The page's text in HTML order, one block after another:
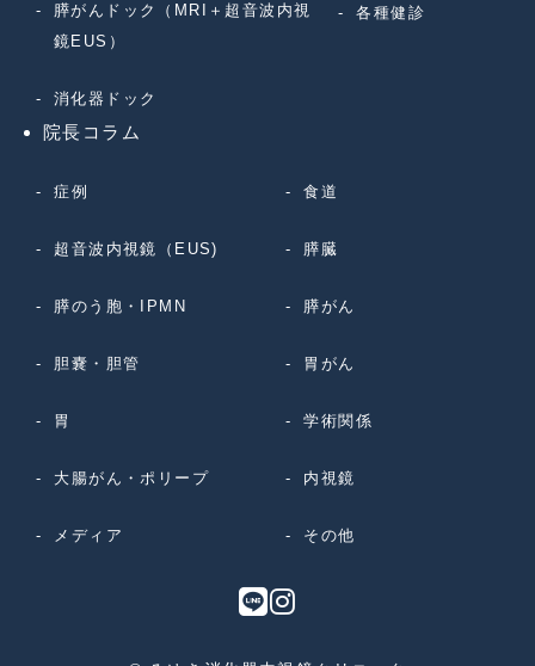
膵がんドック（MRI＋超音波内視
鏡EUS）
各種健診
消化器ドック
院長コラム
症例 食道
超音波内視鏡（EUS) 膵臓
膵のう胞・IPMN 膵がん
胆嚢・胆管 胃がん
胃 学術関係
大腸がん・ポリープ 内視鏡
メディア その他